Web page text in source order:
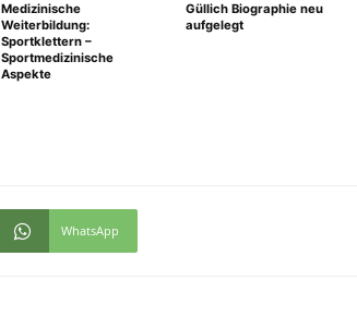
Medizinische
Weiterbildung:
Sportklettern –
Sportmedizinische
Aspekte
Güllich Biographie neu
aufgelegt
WhatsApp